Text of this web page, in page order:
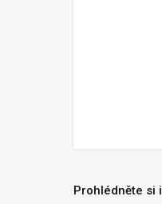
Prohlédněte si i